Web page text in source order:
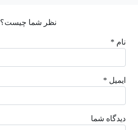
نظر شما چیست؟
نام *
ایمیل *
دیدگاه شما